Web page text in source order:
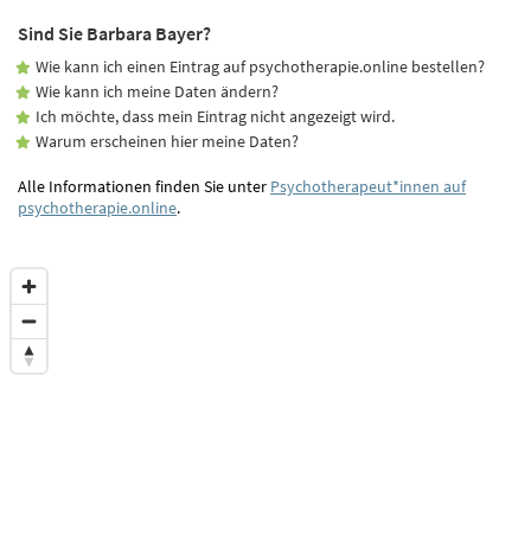
Sind Sie Barbara Bayer?
Wie kann ich einen Eintrag auf psychotherapie.online bestellen?
Wie kann ich meine Daten ändern?
Ich möchte, dass mein Eintrag nicht angezeigt wird.
Warum erscheinen hier meine Daten?
Alle Informationen finden Sie unter Psychotherapeut*innen auf
psychotherapie.online.